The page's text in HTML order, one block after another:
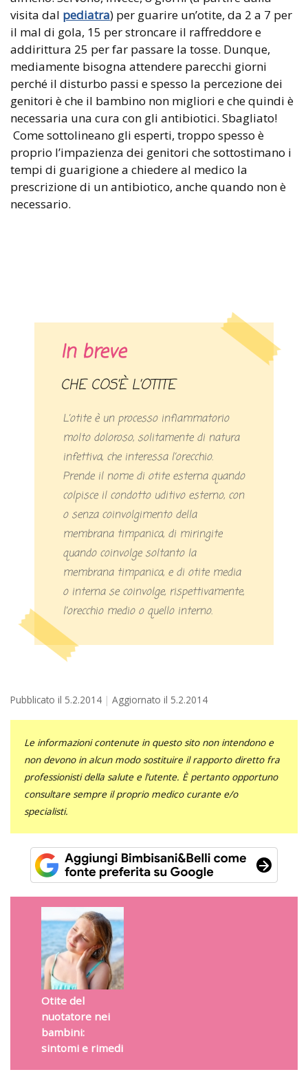
visita dal pediatra) per guarire un’otite, da 2 a 7 per
il mal di gola, 15 per stroncare il raffreddore e
addirittura 25 per far passare la tosse. Dunque,
mediamente bisogna attendere parecchi giorni
perché il disturbo passi e spesso la percezione dei
genitori è che il bambino non migliori e che quindi è
necessaria una cura con gli antibiotici. Sbagliato!
Come sottolineano gli esperti, troppo spesso è
proprio l’impazienza dei genitori che sottostimano i
tempi di guarigione a chiedere al medico la
prescrizione di un antibiotico, anche quando non è
necessario.
In breve
CHE COS’È L’OTITE
L’otite è un processo infiammatorio
molto doloroso, solitamente di natura
infettiva, che interessa l’orecchio.
Prende il nome di otite esterna quando
colpisce il condotto uditivo esterno, con
o senza coinvolgimento della
membrana timpanica, di miringite
quando coinvolge soltanto la
membrana timpanica, e di otite media
o interna se coinvolge, rispettivamente,
l’orecchio medio o quello interno.
Pubblicato il 5.2.2014 Aggiornato il 5.2.2014
Le informazioni contenute in questo sito non intendono e
non devono in alcun modo sostituire il rapporto diretto fra
professionisti della salute e l’utente. È pertanto opportuno
consultare sempre il proprio medico curante e/o
specialisti.
Otite del
nuotatore nei
bambini:
sintomi e rimedi